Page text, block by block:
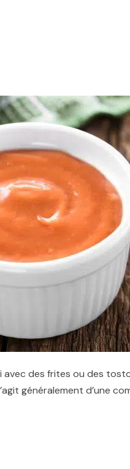
des frites ou des
généralement d’une